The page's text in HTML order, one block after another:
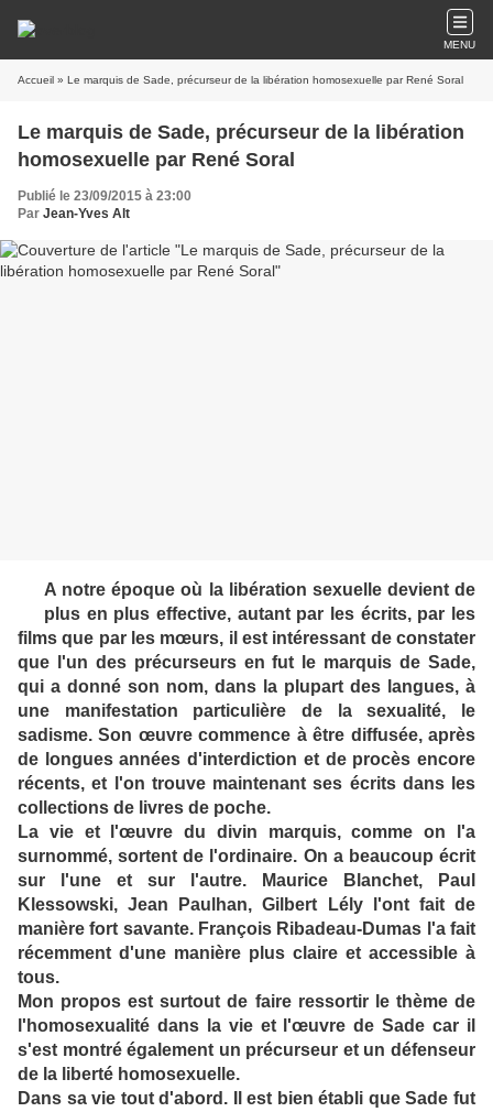
MENU
Accueil » Le marquis de Sade, précurseur de la libération homosexuelle par René Soral
Le marquis de Sade, précurseur de la libération
homosexuelle par René Soral
Publié le 23/09/2015 à 23:00
Par Jean-Yves Alt
A notre époque où la libération sexuelle devient de
plus en plus effective, autant par les écrits, par les
films que par les mœurs, il est intéressant de constater
que l'un des précurseurs en fut le marquis de Sade,
qui a donné son nom, dans la plupart des langues, à
une manifestation particulière de la sexualité, le
sadisme. Son œuvre commence à être diffusée, après
de longues années d'interdiction et de procès encore
récents, et l'on trouve maintenant ses écrits dans les
collections de livres de poche.
La vie et l'œuvre du divin marquis, comme on l'a
surnommé, sortent de l'ordinaire. On a beaucoup écrit
sur l'une et sur l'autre. Maurice Blanchet, Paul
Klessowski, Jean Paulhan, Gilbert Lély l'ont fait de
manière fort savante. François Ribadeau-Dumas l'a fait
récemment d'une manière plus claire et accessible à
tous.
Mon propos est surtout de faire ressortir le thème de
l'homosexualité dans la vie et l'œuvre de Sade car il
s'est montré également un précurseur et un défenseur
de la liberté homosexuelle.
Dans sa vie tout d'abord. Il est bien établi que Sade fut